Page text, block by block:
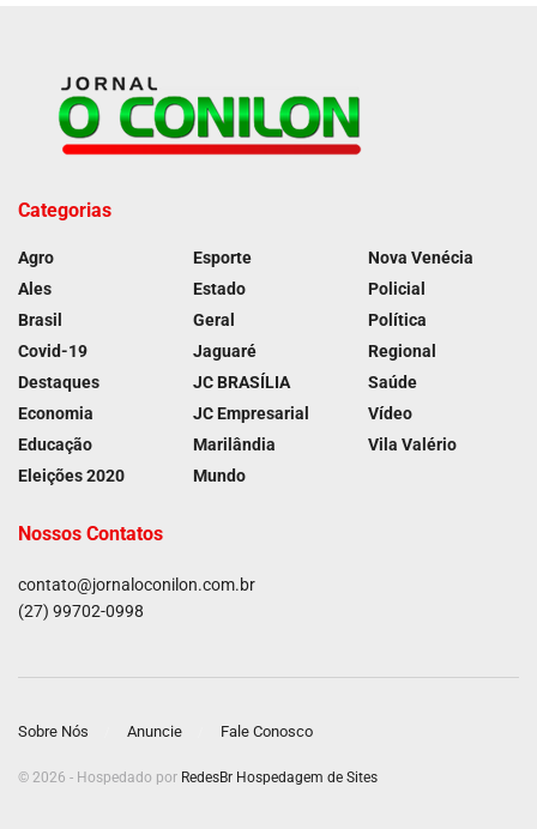
Categorias
Agro
Ales
Brasil
Covid-19
Destaques
Economia
Educação
Eleições 2020
Esporte
Estado
Geral
Jaguaré
JC BRASÍLIA
JC Empresarial
Marilândia
Mundo
Nova Venécia
Policial
Política
Regional
Saúde
Vídeo
Vila Valério
Nossos Contatos
contato@jornaloconilon.com.br
(27) 99702-0998
Sobre Nós Anuncie Fale Conosco
© 2026 - Hospedado por RedesBr Hospedagem de Sites